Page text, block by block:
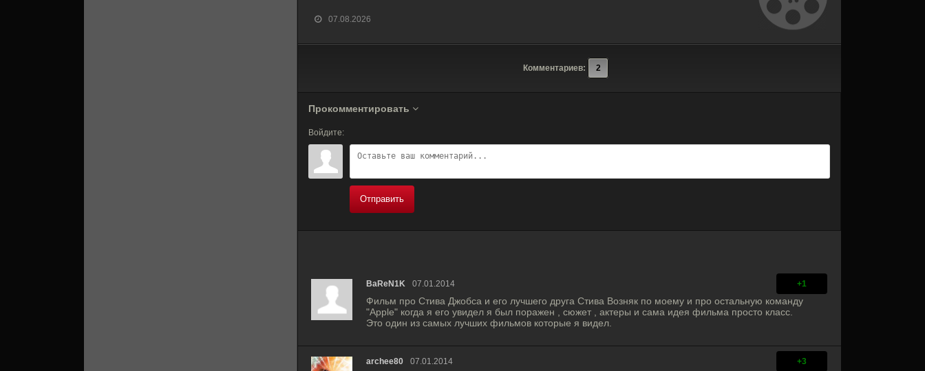
07.08.2026
Комментариев: 2
Прокомментировать
Войдите:
Отправить
BaReN1K 07.01.2014 +1
Фильм про Стива Джобса и его лучшего друга Стива Возняк по моему и про остальную команду
"Apple" когда я его увидел я был поражен , сюжет , актеры и сама идея фильма просто класс.
Это один из самых лучших фильмов которые я видел.
archee80 07.01.2014 +3